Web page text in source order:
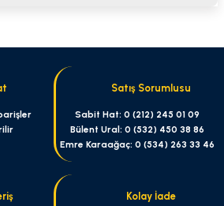
teşekkür ederiz.
veya görüntülenemiyor.
bilgiler bulunuyor.
daha pahalı.
alternatifler olmalı.
Satış Sorumlusu
Sabit Hat: 0 (212) 245 01 09
Bülent Ural: 0 (532) 450 38 86
Emre Karaağaç: 0 (534) 263 33 46
Kolay İade